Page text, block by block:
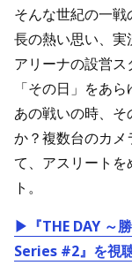
そんな世紀の一
長の熱い思い、
アリーナの設営ス
「その日」をあ
あの戦いの時、
か？複数台のカメ
て、アスリート
ト。
▶『THE DAY ～
Series #2』を視